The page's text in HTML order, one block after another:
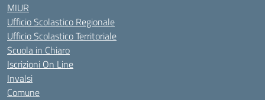
MIUR
Ufficio Scolastico Regionale
Ufficio Scolastico Territoriale
Scuola in Chiaro
Iscrizioni On Line
Invalsi
Comune